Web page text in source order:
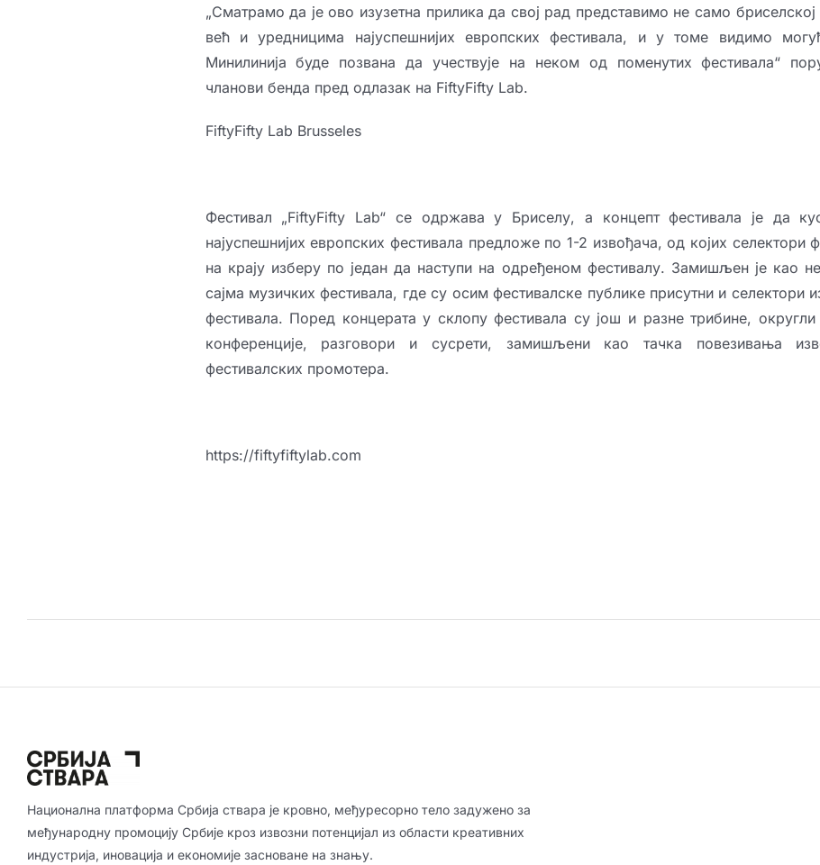
„Сматрамо да је ово изузетна прилика да свој рад представимо не само бриселској
већ и уредницима најуспешнијих европских фестивала, и у томе видимо
Минилинија буде позвана да учествује на неком од поменутих фестивала“
чланови бенда пред одлазак на FiftyFifty Lab.
FiftyFifty Lab Brusseles
Фестивал „FiftyFifty Lab“ се одржава у Бриселу, а концепт фестивала је да
најуспешнијих европских фестивала предложе по 1-2 извођача, од којих селектори
на крају изберу по један да наступи на одређеном фестивалу. Замишљен је као
сајма музичких фестивала, где су осим фестивалске публике присутни и селектори
фестивала. Поред концерата у склопу фестивала су још и разне трибине, округли
конференције, разговори и сусрети, замишљени као тачка повезивања
фестивалских промотера.
https://fiftyfiftylab.com
Национална платформа Србија ствара је кровно, међуресорно тело задужено за
међународну промоцију Србије кроз извозни потенцијал из области креативних
индустрија, иновација и економије засноване на знању.